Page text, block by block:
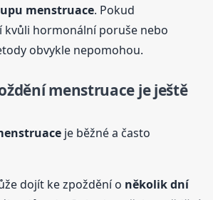
menstruace. Pokud
kvůli hormonální poruše nebo
obvykle nepomohou.
menstruace je ještě
je běžné a často
dojít ke zpoždění o několik dní